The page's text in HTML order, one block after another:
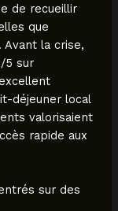
de recueillir
que
Avant la crise,
5 sur
déjeuner local
valorisaient
rapide aux
sur des